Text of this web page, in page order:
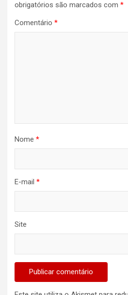
obrigatórios são marcados com *
Comentário *
Nome *
E-mail *
Site